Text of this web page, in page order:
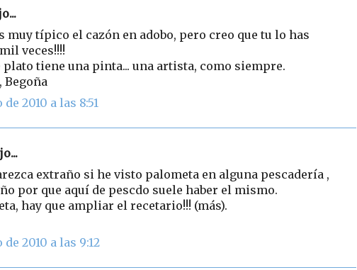
muy típico el cazón en adobo, pero creo que tu lo has
veces!!!!
plato tiene una pinta... una artista, como siempre.
Begoña
2010 a las 8:51
extraño si he visto palometa en alguna pescadería ,
por que aquí de pescdo suele haber el mismo.
hay que ampliar el recetario!!! (más).
2010 a las 9:12